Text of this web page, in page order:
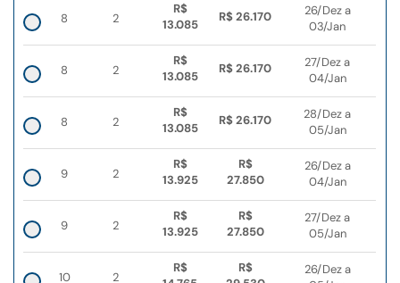
8 2
R$
13.085
R$ 26.170
26/Dez a
03/Jan
8 2
R$
13.085
R$ 26.170
27/Dez a
04/Jan
8 2
R$
13.085
R$ 26.170
28/Dez a
05/Jan
9 2
R$
13.925
R$
27.850
26/Dez a
04/Jan
9 2
R$
13.925
R$
27.850
27/Dez a
05/Jan
10 2
R$
R$
26/Dez a